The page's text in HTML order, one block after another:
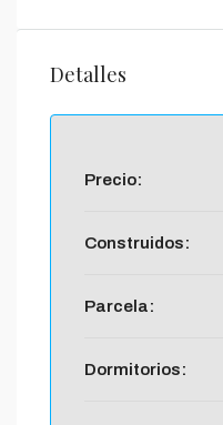
Detalles
Precio:
Construidos:
Parcela:
Dormitorios: